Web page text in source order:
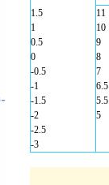
1.5
1
0.5
0
-0.5
-1
-1.5
-2
-2.5
-3
11
10
9
8
7
6.5
5.5
5